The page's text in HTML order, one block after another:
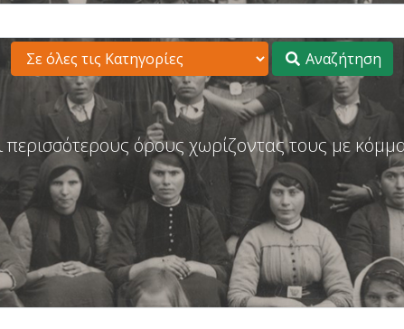
Αναζήτηση
όρους χωρίζοντας τους με